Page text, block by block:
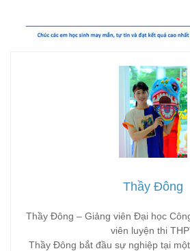
Thầy Đông
Thầy Đông – Giảng viên Đại học
viên luyện thi
Thầy Đông bắt đầu sự nghiệp tại